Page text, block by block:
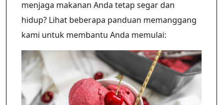
menjaga makanan Anda tetap segar dan
hidup? Lihat beberapa panduan memanggang
kami untuk membantu Anda memulai: